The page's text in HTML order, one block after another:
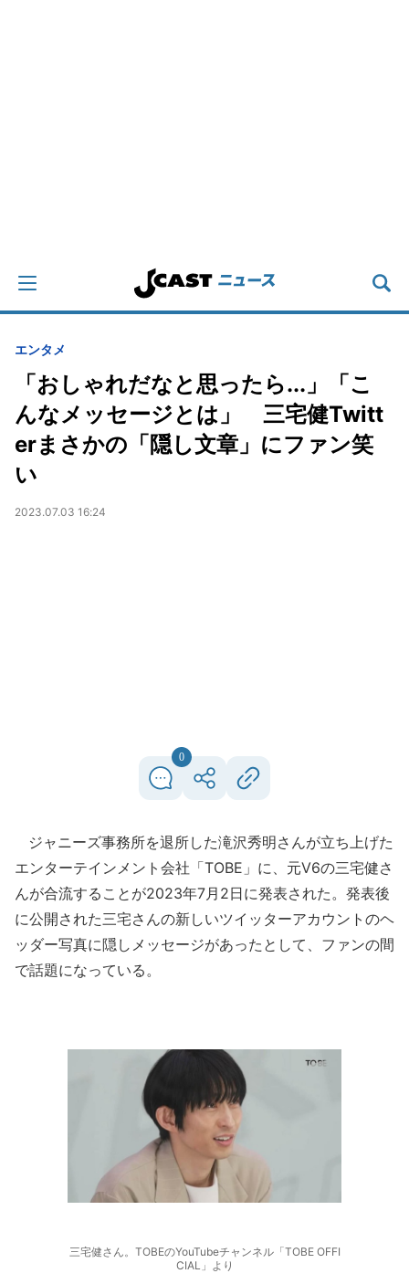
エンタメ
「おしゃれだなと思ったら...」「こ
んなメッセージとは」 三宅健Twitt
erまさかの「隠し文章」にファン笑
い
2023.07.03 16:24
0
ジャニーズ事務所を退所した滝沢秀明さんが立ち上げた
エンターテインメント会社「TOBE」に、元V6の三宅健さ
んが合流することが2023年7月2日に発表された。発表後
に公開された三宅さんの新しいツイッターアカウントのヘ
ッダー写真に隠しメッセージがあったとして、ファンの間
で話題になっている。
三宅健さん。TOBEのYouTubeチャンネル「TOBE OFFI
CIAL」より